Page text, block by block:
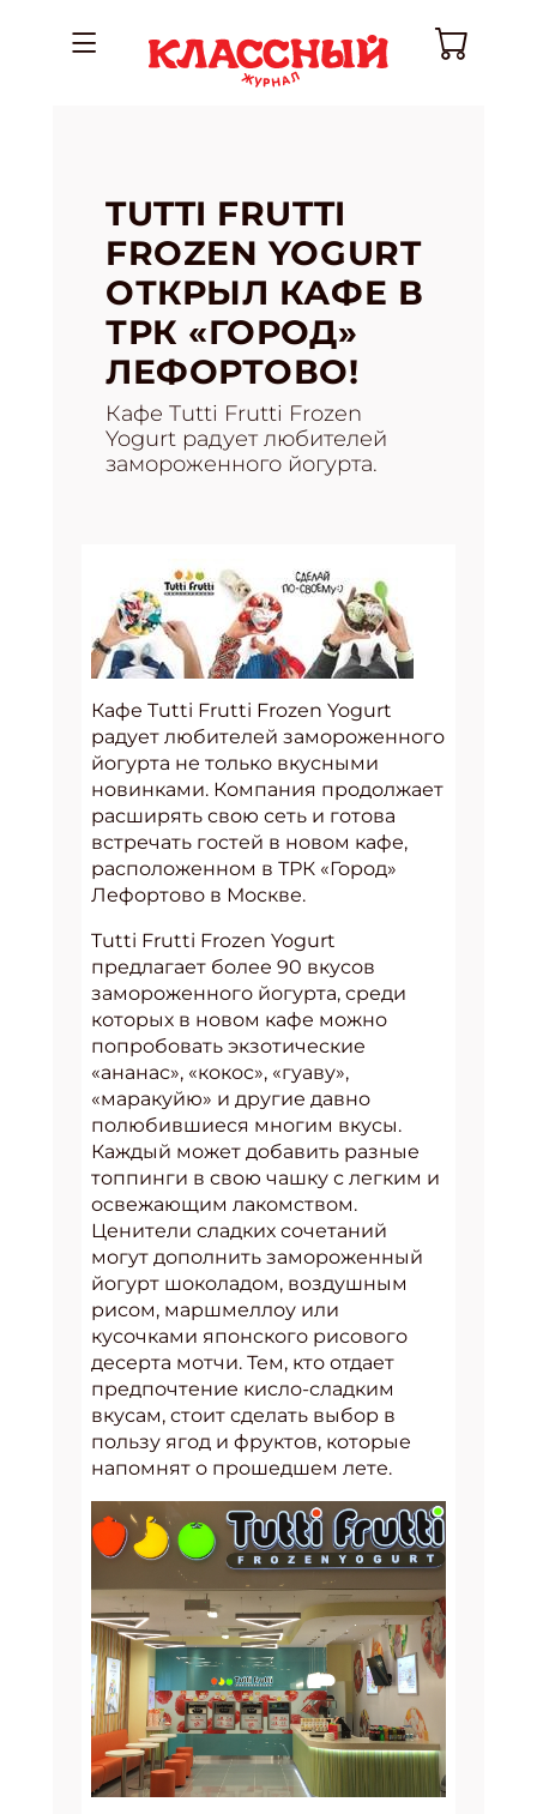
TUTTI FRUTTI
FROZEN YOGURT
ОТКРЫЛ КАФЕ В
ТРК «ГОРОД»
ЛЕФОРТОВО!
Кафе Tutti Frutti Frozen
Yogurt радует любителей
замороженного йогурта.
Кафе Tutti Frutti Frozen Yogurt
радует любителей замороженного
йогурта не только вкусными
новинками. Компания продолжает
расширять свою сеть и готова
встречать гостей в новом кафе,
расположенном в ТРК «Город»
Лефортово в Москве.
Tutti Frutti Frozen Yogurt
предлагает более 90 вкусов
замороженного йогурта, среди
которых в новом кафе можно
попробовать экзотические
«ананас», «кокос», «гуаву»,
«маракуйю» и другие давно
полюбившиеся многим вкусы.
Каждый может добавить разные
топпинги в свою чашку с легким и
освежающим лакомством.
Ценители сладких сочетаний
могут дополнить замороженный
йогурт шоколадом, воздушным
рисом, маршмеллоу или
кусочками японского рисового
десерта мотчи. Тем, кто отдает
предпочтение кисло-сладким
вкусам, стоит сделать выбор в
пользу ягод и фруктов, которые
напомнят о прошедшем лете.